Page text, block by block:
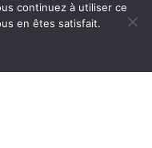
continuez à utiliser ce
en êtes satisfait.